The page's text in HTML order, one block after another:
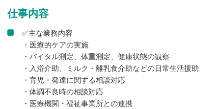
仕事内容
✅主な業務内容
・医療的ケアの実施
・バイタル測定、体重測定、健康状態の観察
・入浴介助、ミルク・離乳食介助などの日常生活援助
・育児・発達に関する相談対応
・体調不良時の相談対応
・医療機関・福祉事業所との連携